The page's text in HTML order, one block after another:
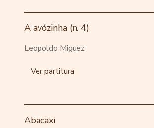
A avózinha (n. 4)
Leopoldo Miguez
Ver partitura
Abacaxi